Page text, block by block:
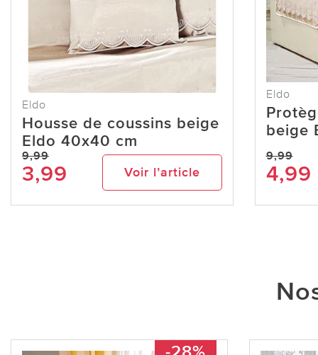
Eldo
Housse de coussins beige
Eldo 40x40 cm
9,99
3,99 Voir l’article
Eldo
beige
9,99
4,99